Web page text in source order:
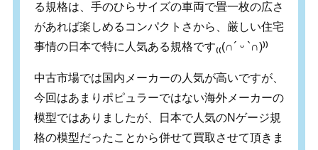
る規格は、手のひらサイズの車両で畳一枚の広さ
があれば楽しめるコンパクトさから、厳しい住宅
事情の日本で特に人気ある規格です₍₍(∩´ ᵕ`∩)⁾⁾
中古市場では国内メーカーの人気が高いですが、
今回はあまりポピュラーではない海外メーカーの
模型ではありましたが、日本で人気のNゲージ規
格の模型だったことから併せて買取させて頂きま